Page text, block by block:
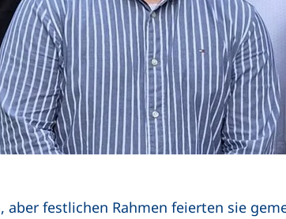
aber festlichen Rahmen feierten sie